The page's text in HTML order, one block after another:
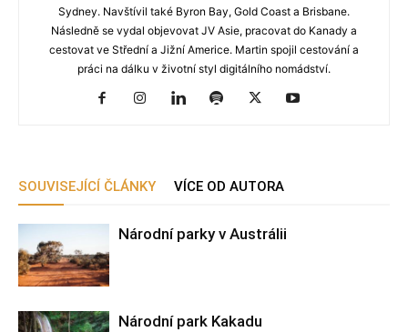
Sydney. Navštívil také Byron Bay, Gold Coast a Brisbane.
Následně se vydal objevovat JV Asie, pracovat do Kanady a
cestovat ve Střední a Jižní Americe. Martin spojil cestování a
práci na dálku v životní styl digitálního nomádství.
SOUVISEJÍCÍ ČLÁNKY VÍCE OD AUTORA
Národní parky v Austrálii
Národní park Kakadu